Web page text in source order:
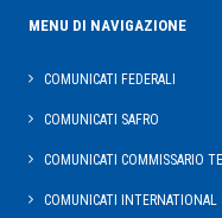
MENU DI NAVIGAZIONE
COMUNICATI FEDERALI
COMUNICATI SAFRO
COMUNICATI COMMISSARIO
COMUNICATI INTERNATIONAL